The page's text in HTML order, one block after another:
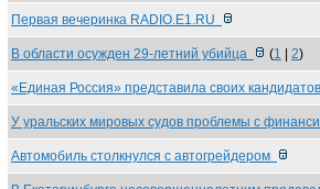
Первая вечеринка RADIO.E1.RU
В области осужден 29-летний убийца (1 2)
«Единая Россия» представила своих
У уральских мировых судов проблемы с
Автомобиль столкнулся с автогрейдером